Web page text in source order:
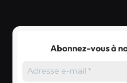
Abonnez-vous à